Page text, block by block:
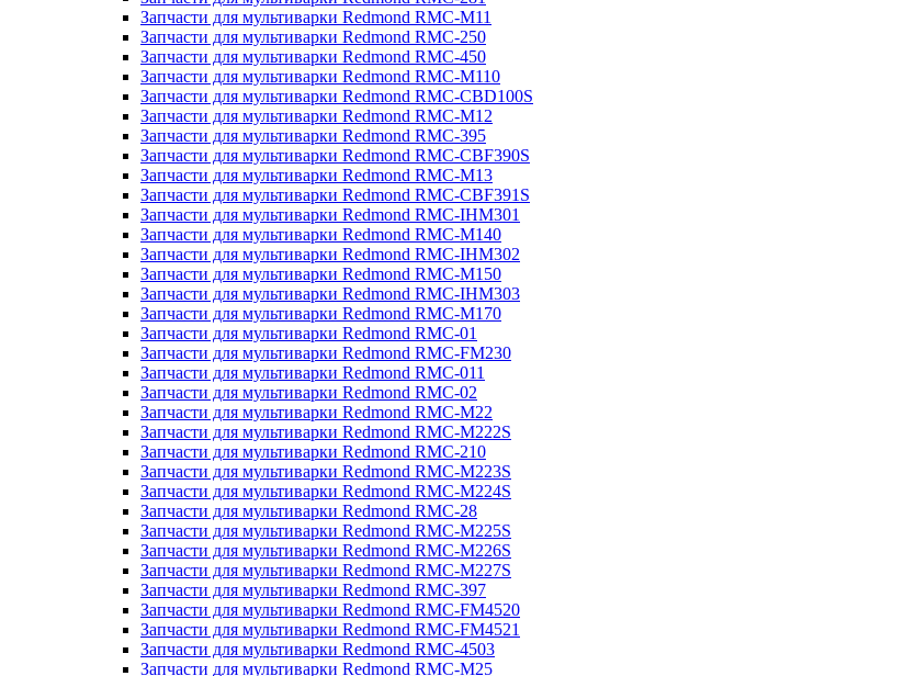
Запчасти для мультиварки Redmond RMC-M11
Запчасти для мультиварки Redmond RMC-250
Запчасти для мультиварки Redmond RMC-450
Запчасти для мультиварки Redmond RMC-M110
Запчасти для мультиварки Redmond RMC-CBD100S
Запчасти для мультиварки Redmond RMC-M12
Запчасти для мультиварки Redmond RMC-395
Запчасти для мультиварки Redmond RMC-CBF390S
Запчасти для мультиварки Redmond RMC-M13
Запчасти для мультиварки Redmond RMC-CBF391S
Запчасти для мультиварки Redmond RMC-IHM301
Запчасти для мультиварки Redmond RMC-M140
Запчасти для мультиварки Redmond RMC-IHM302
Запчасти для мультиварки Redmond RMC-M150
Запчасти для мультиварки Redmond RMC-IHM303
Запчасти для мультиварки Redmond RMC-M170
Запчасти для мультиварки Redmond RMC-01
Запчасти для мультиварки Redmond RMC-FM230
Запчасти для мультиварки Redmond RMC-011
Запчасти для мультиварки Redmond RMC-02
Запчасти для мультиварки Redmond RMC-M22
Запчасти для мультиварки Redmond RMC-M222S
Запчасти для мультиварки Redmond RMC-210
Запчасти для мультиварки Redmond RMC-M223S
Запчасти для мультиварки Redmond RMC-M224S
Запчасти для мультиварки Redmond RMC-28
Запчасти для мультиварки Redmond RMC-M225S
Запчасти для мультиварки Redmond RMC-M226S
Запчасти для мультиварки Redmond RMC-M227S
Запчасти для мультиварки Redmond RMC-397
Запчасти для мультиварки Redmond RMC-FM4520
Запчасти для мультиварки Redmond RMC-FM4521
Запчасти для мультиварки Redmond RMC-4503
Запчасти для мультиварки Redmond RMC-M25